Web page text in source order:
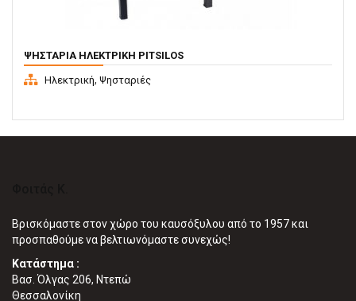
ΨΗΣΤΑΡΙΆ ΗΛΕΚΤΡΙΚΉ PITSILOS
Ηλεκτρική, Ψησταριές
Βρισκόμαστε στον χώρο του καυσόξυλου από το 1957 και
προσπαθούμε να βελτιωνόμαστε συνεχώς!
Κατάστημα :
Βασ. Όλγας 206, Ντεπώ
Θεσσαλονίκη